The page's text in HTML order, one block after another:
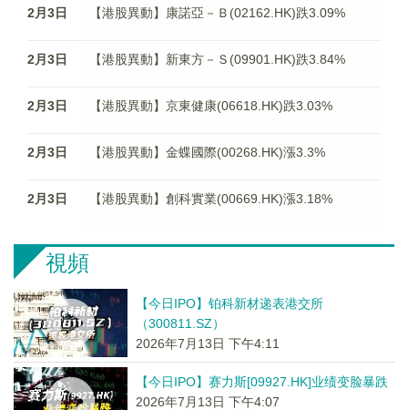
2月3日 【港股異動】康諾亞－Ｂ(02162.HK)跌3.09%
2月3日 【港股異動】新東方－Ｓ(09901.HK)跌3.84%
2月3日 【港股異動】京東健康(06618.HK)跌3.03%
2月3日 【港股異動】金蝶國際(00268.HK)漲3.3%
2月3日 【港股異動】創科實業(00669.HK)漲3.18%
視頻
【今日IPO】铂科新材递表港交所
（300811.SZ）
2026年7月13日 下午4:11
【今日IPO】赛力斯[09927.HK]业绩变脸暴跌
2026年7月13日 下午4:07